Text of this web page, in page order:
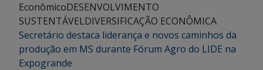
EconômicoDESENVOLVIMENTO
SUSTENTÁVELDIVERSIFICAÇÃO ECONÔMICA
Secretário destaca liderança e novos caminhos da
produção em MS durante Fórum Agro do LIDE na
Expogrande